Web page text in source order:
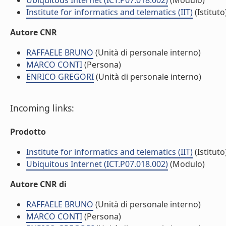
Institute for informatics and telematics (IIT)
Autore CNR
RAFFAELE BRUNO (Unità di personale interno)
MARCO CONTI(Persona)
ENRICO GREGORI(Unità di personale interno)
Incoming links:
Prodotto
Institute for informatics and telematics (IIT)
Ubiquitous Internet (ICT.P07.018.002)(Modulo)
Autore CNR di
RAFFAELE BRUNO (Unità di personale interno)
MARCO CONTI(Persona)